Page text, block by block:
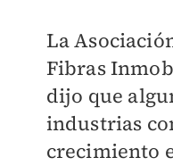
La
Fibras
dijo que
industrias
crecimiento